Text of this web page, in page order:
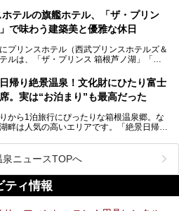
き誇る桜、魚たちが泳ぐ水風呂、そしてバ
せる休憩スペース…。驚きの連続だった館
トします！
たい」という願いを叶えてくれるのが、神
ウナや岩盤浴、一日中遊べるエンタメ施設
味わえるスーパー銭湯が数多く揃っていま
多いはず。
奈川県内の人気施設26選を「安さ」「岩
、目的別に厳選して紹介します。
りの施設を見つけて、最高のリフレッシュ
テルの旗艦ホテル、「ザ・プリン
で味わう建築美と優雅な休日
プリンスホテル（西武プリンスホテルズ＆
ルは、「ザ・プリンス 箱根芦ノ湖」「芦
リンスホテル」と4軒あり、今回ご紹介する
箱根芦ノ湖」は、その中でもフラッグシッ
づけられる特別なホテルです。
する建築家の一人、村野藤吾が芦ノ湖の畔
ようなホテルがここ。自家源泉の温泉や、
西武・プリンスホテルズワールドワイド
リンス 箱根芦ノ湖のPR記事です。
日帰り絶景温泉！文化財にひたり富士
。実は“お泊まり”も最高だった
から1泊旅行にぴったりな箱根温泉郷。な
畔は人気の高いエリアです。「絶景日帰り
眺望自慢の日帰り温泉。
室の「箱根 芦ノ湖畔蛸川温泉 龍宮殿」と
す。宿泊者は「龍宮殿本館」の営業時間に
の宿泊者専用時間帯にも「龍宮殿本館」
きます。
泉ニュースTOPへ
ティ情報